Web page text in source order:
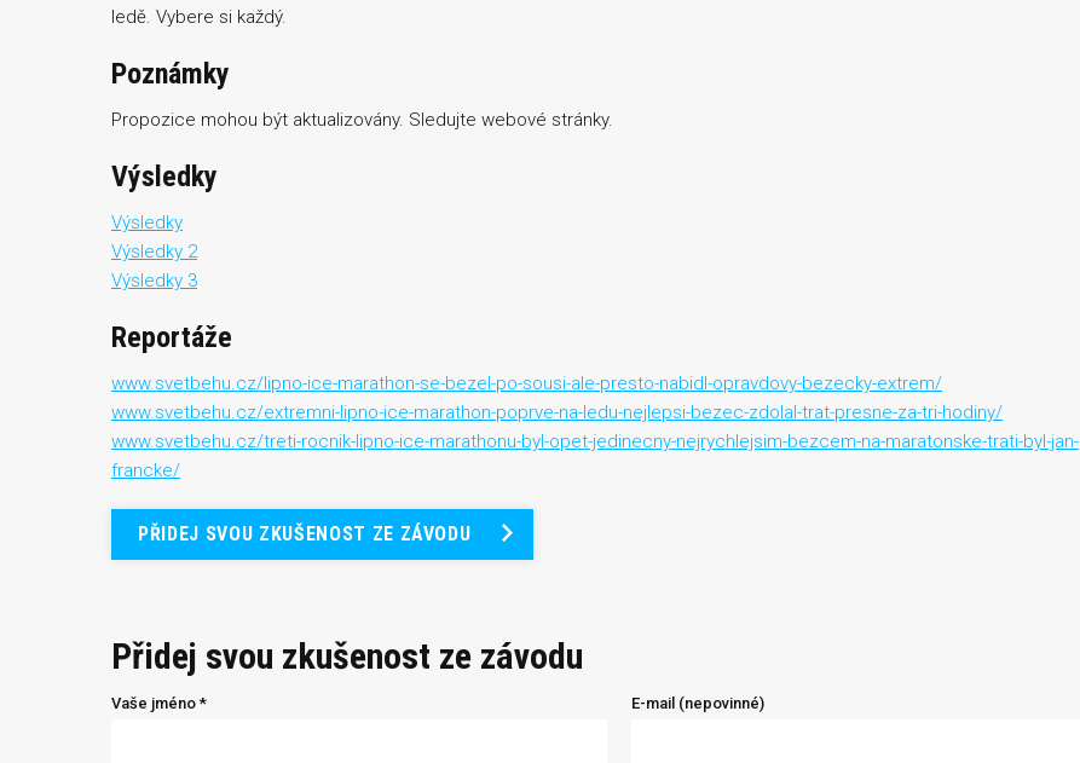
ledě. Vybere si každý.
Poznámky
Propozice mohou být aktualizovány. Sledujte webové stránky.
Výsledky
Výsledky
Výsledky 2
Výsledky 3
Reportáže
www.svetbehu.cz/lipno-ice-marathon-se-bezel-po-sousi-ale-presto-nabidl-opravdovy-bezecky-extrem/
www.svetbehu.cz/extremni-lipno-ice-marathon-poprve-na-ledu-nejlepsi-bezec-zdolal-trat-presne-za-tri-hodiny/
www.svetbehu.cz/treti-rocnik-lipno-ice-marathonu-byl-opet-jedinecny-nejrychlejsim-bezcem-na-maratonske-trati-byl-jan-
francke/
PŘIDEJ SVOU ZKUŠENOST ZE ZÁVODU
Přidej svou zkušenost ze závodu
Vaše jméno * E-mail (nepovinné)